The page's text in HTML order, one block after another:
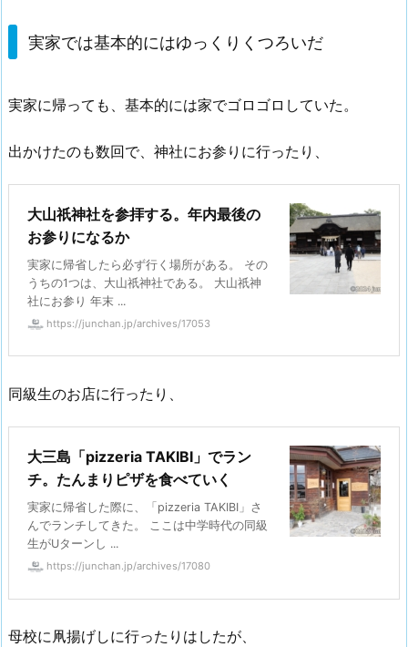
実家では基本的にはゆっくりくつろいだ
実家に帰っても、基本的には家でゴロゴロしていた。
出かけたのも数回で、神社にお参りに行ったり、
大山祇神社を参拝する。年内最後の
お参りになるか
実家に帰省したら必ず行く場所がある。 その
うちの1つは、大山祇神社である。 大山祇神
社にお参り 年末 ...
https://junchan.jp/archives/17053
同級生のお店に行ったり、
大三島「pizzeria TAKIBI」でラン
チ。たんまりピザを食べていく
実家に帰省した際に、「pizzeria TAKIBI」さ
んでランチしてきた。 ここは中学時代の同級
生がUターンし ...
https://junchan.jp/archives/17080
母校に凧揚げしに行ったりはしたが、